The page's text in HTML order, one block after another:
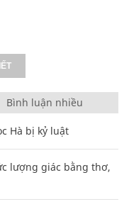
Bình luận nhiều
Hà bị kỷ luật
lượng giác bằng thơ,